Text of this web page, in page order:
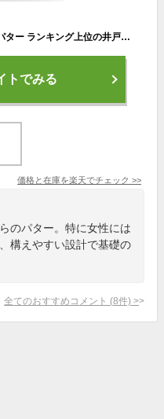
ワールドイーグル ゴルフ レディース パター ランキング上位の井戸木プロ推薦FLクラブシリーズ 人気のピンク色 WORLD EAGLE 特に初心者の方におすすめ【add-option】
トでみる
価格と在庫を楽天でチェック >>
のパター。特に女性には
構えやすい設計で基礎の
全てのおすすめコメント (8件) >